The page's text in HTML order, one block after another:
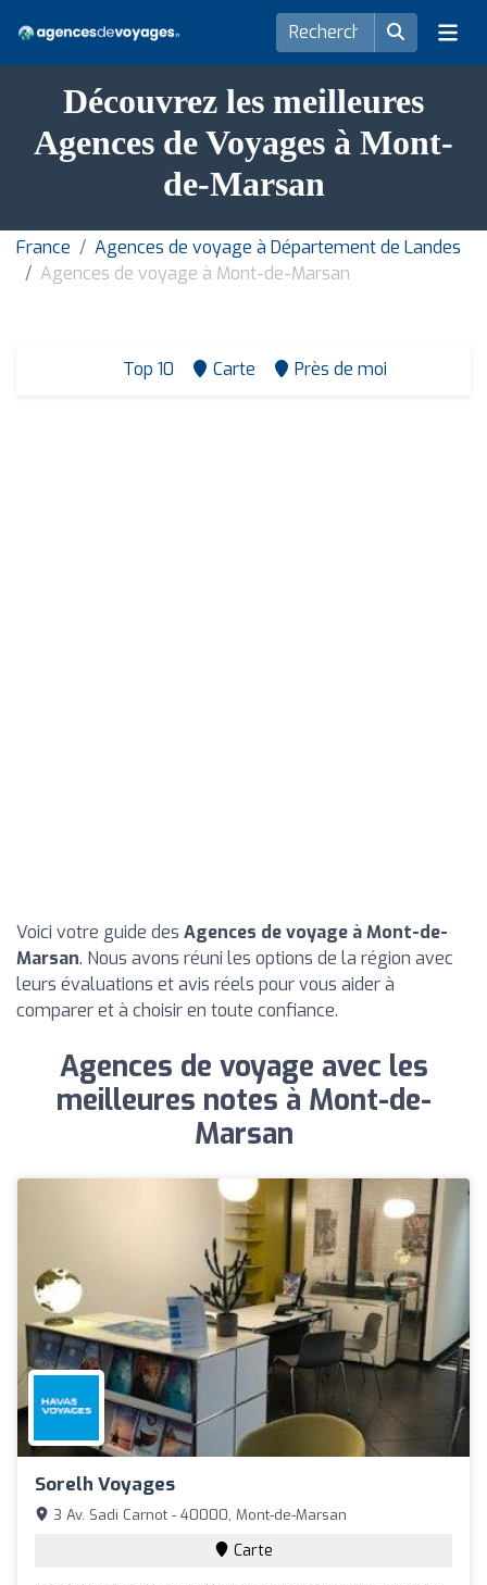
Découvrez les meilleures
Agences de Voyages à Mont-
de-Marsan
France
Agences de voyage à Département de Landes
Agences de voyage à Mont-de-Marsan
Top 10 Carte Près de moi
Voici votre guide des Agences de voyage à Mont-de-
Marsan. Nous avons réuni les options de la région avec
leurs évaluations et avis réels pour vous aider à
comparer et à choisir en toute confiance.
Agences de voyage avec les
meilleures notes à Mont-de-
Marsan
Sorelh Voyages
3 Av. Sadi Carnot - 40000, Mont-de-Marsan
Carte